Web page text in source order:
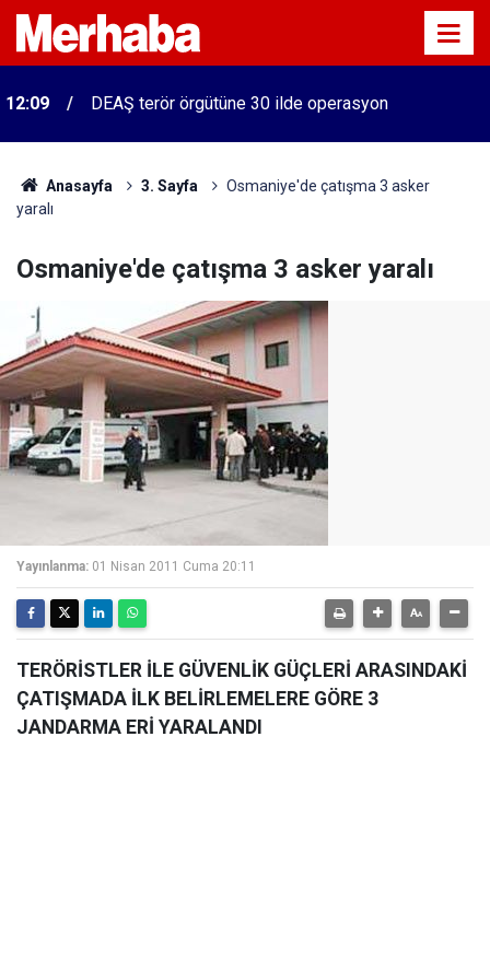
12:09 DEAŞ terör örgütüne 30 ilde operasyon
Anasayfa 3. Sayfa
Osmaniye'de çatışma 3 asker
yaralı
Osmaniye'de çatışma 3 asker yaralı
Yayınlanma: 01 Nisan 2011 Cuma 20:11
TERÖRİSTLER İLE GÜVENLİK GÜÇLERİ ARASINDAKİ
ÇATIŞMADA İLK BELİRLEMELERE GÖRE 3
JANDARMA ERİ YARALANDI